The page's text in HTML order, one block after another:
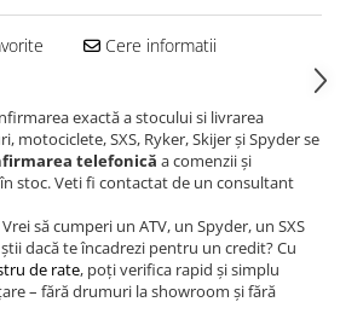
Cere informatii
exactă a stocului si livrarea
motociclete, SXS, Ryker, Skijer și Spyder se
telefonică a comenzii și
stoc. Veti fi contactat de un consultant
Vrei să cumperi un ATV, un Spyder, un SXS
dacă te încadrezi pentru un credit? Cu
de rate, poți verifica rapid și simplu
– fără drumuri la showroom și fără